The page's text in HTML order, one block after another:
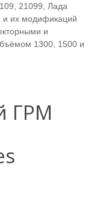
21099, Лада
их модификаций
и
1300, 1500 и
ГРМ